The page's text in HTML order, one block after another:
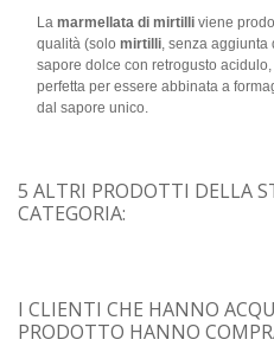
La marmellata di mirtilliviene
qualità (solo mirtilli, senza aggiunta
sapore dolce con retrogusto acidulo,
perfetta per essere abbinata a
dal sapore unico.
5 ALTRI PRODOTTI DELLA
CATEGORIA:
I CLIENTI CHE HANNO
PRODOTTO HANNO